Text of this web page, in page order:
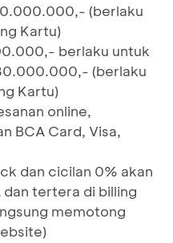
(berlaku
Kartu)
berlaku untuk
(berlaku
Kartu)
online,
BCA Card, Visa,
dan cicilan 0% akan
dan tertera di billing
memotong